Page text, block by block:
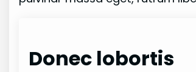
Donec lobortis